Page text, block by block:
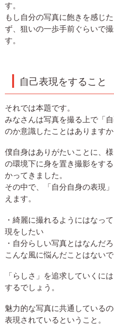
す。
もし自分の写真に飽きを感じ
ず、狙いの一歩手前ぐらいで
す。
自己表現をすること
それでは本題です。
みなさんは写真を撮る上で「
のか意識したことはありますか
僕自身はありがたいことに、
の環境下に身を置き撮影をす
かってきました。
その中で、「自分自身の表現
えます。
・綺麗に撮れるようにはなっ
現をしたい
・自分らしい写真とはなんだ
こんな風に悩んだことはないで
「らしさ」を追求していくに
するでしょう。
魅力的な写真に共通している
表現されているということ。